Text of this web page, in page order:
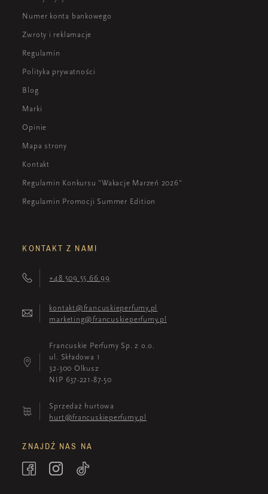
Numer konta bankowego
Zwroty i reklamacje
Regulamin
Polityka prywatności
Blog
Marki
Opinie
Mapa strony
Kontakt
Regulamin Konkursu "Wakacje Marzeń 2026"
Regulamin Promocji Summer Edition
KONTAKT Z NAMI
+48 509 55 66 99
kontakt@francuskieperfumy.pl
marketing@francuskieperfumy.pl
Francuskie Perfumy Sp. z o.o.
ul. Składowa 1
32-300 Olkusz
NIP 637-221-87-50
Sprzedaż hurtowa
hurt@francuskieperfumy.pl
ZNAJDŹ NAS NA